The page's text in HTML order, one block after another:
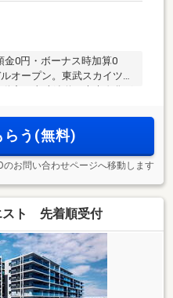
金0円・ボーナス時加算0
オープン。東武スカイツリ
らう(無料)
のお問い合わせページへ移動します
ト 先着順受付